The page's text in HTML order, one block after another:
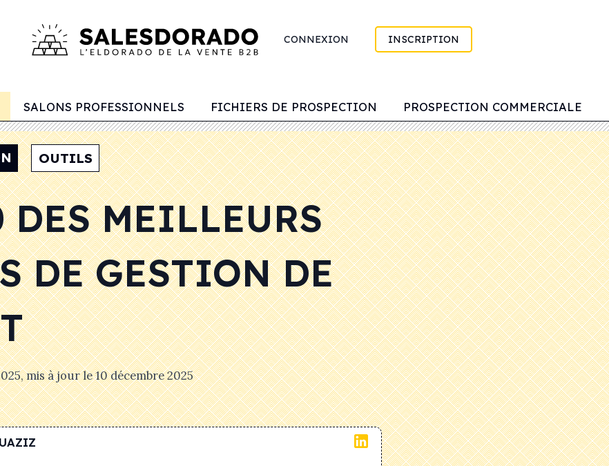
CONNEXION INSCRIPTION
SALONS PROFESSIONNELS FICHIERS DE PROSPECTION PROSPECTION COMMERCIALE
OUTILS
DES MEILLEURS
DE GESTION DE
, mis à jour le10 décembre 2025